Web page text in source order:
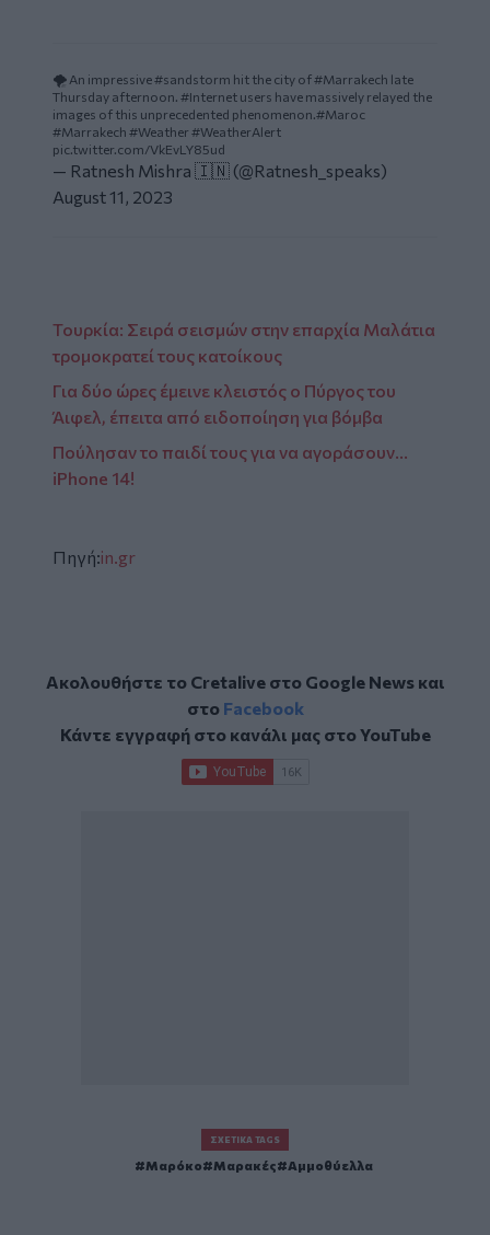
🌪️ An impressive#sandstorm hit the city of#Marrakech late
Thursday afternoon. #Internet users have massively relayed the
images of this unprecedented phenomenon.#Maroc
#Marrakech #Weather #WeatherAlert
pic.twitter.com/VkEvLY85ud
— Ratnesh Mishra 🇮🇳 (@Ratnesh_speaks)
August 11, 2023
Τουρκία: Σειρά σεισμών στην επαρχία Μαλάτια
τρομοκρατεί τους κατοίκους
Για δύο ώρες έμεινε κλειστός ο Πύργος του
Άιφελ, έπειτα από ειδοποίηση για βόμβα
Πούλησαν το παιδί τους για να αγοράσουν…
iPhone 14!
Πηγή:in.gr
Ακολουθήστε το Cretalive στο Google Newsκαι
στο Facebook
Κάντε εγγραφή στο κανάλι μας στοYouTube
ΣΧΕΤΙΚΆ TAGS
Μαρόκο Μαρακές Αμμοθύελλα